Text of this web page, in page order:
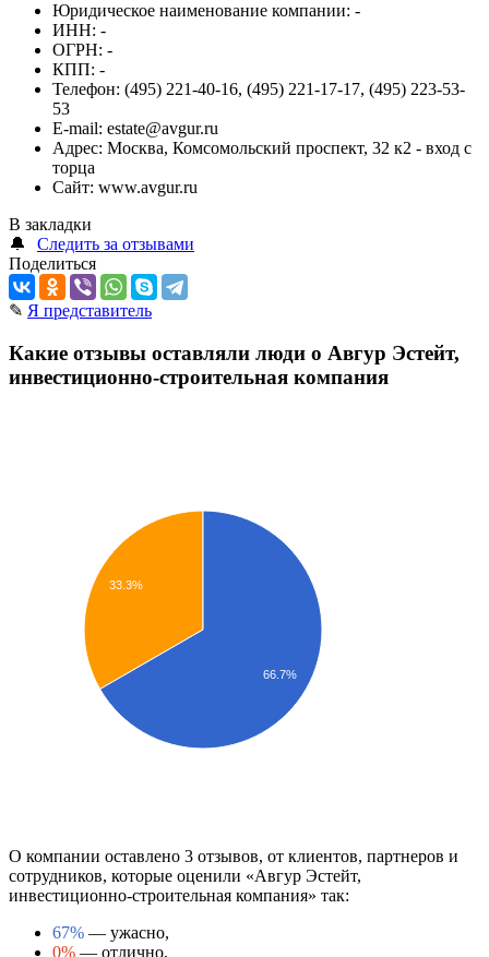
Юридическое наименование компании: -
ИНН: -
ОГРН: -
КПП: -
Телефон: (495) 221-40-16, (495) 221-17-17, (495) 223-53-
53
E-mail: estate@avgur.ru
Адрес: Москва, Комсомольский проспект, 32 к2 - вход с
торца
Сайт: www.avgur.ru
В закладки
🔔
Следить за отзывами
Поделиться
✎ Я представитель
Какие отзывы оставляли люди о Авгур Эстейт,
инвестиционно-строительная компания
33.3%
66.7%
О компании оставлено 3 отзывов, от клиентов, партнеров и
сотрудников, которые оценили «Авгур Эстейт,
инвестиционно-строительная компания» так:
67% — ужасно,
0% — отлично,